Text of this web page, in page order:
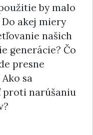
by malo
akej miery
našich
generácie? Čo
presne
sa
proti narúšaniu